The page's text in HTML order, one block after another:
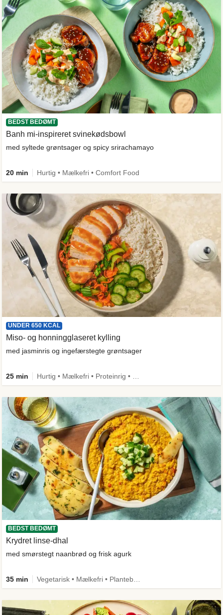
BEDST BEDØMT
Banh mi-inspireret svinekødsbowl
med syltede grøntsager og spicy srirachamayo
20 min Hurtig • Mælkefri • Comfort Food
UNDER 650 KCAL
Miso- og honningglaseret kylling
med jasminris og ingefærstegte grøntsager
25 min
BEDST BEDØMT
Krydret linse-dhal
med smørstegt naanbrød og frisk agurk
35 min